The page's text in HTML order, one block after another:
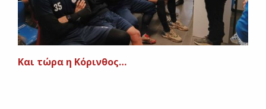
Και τώρα η Κόρινθος…